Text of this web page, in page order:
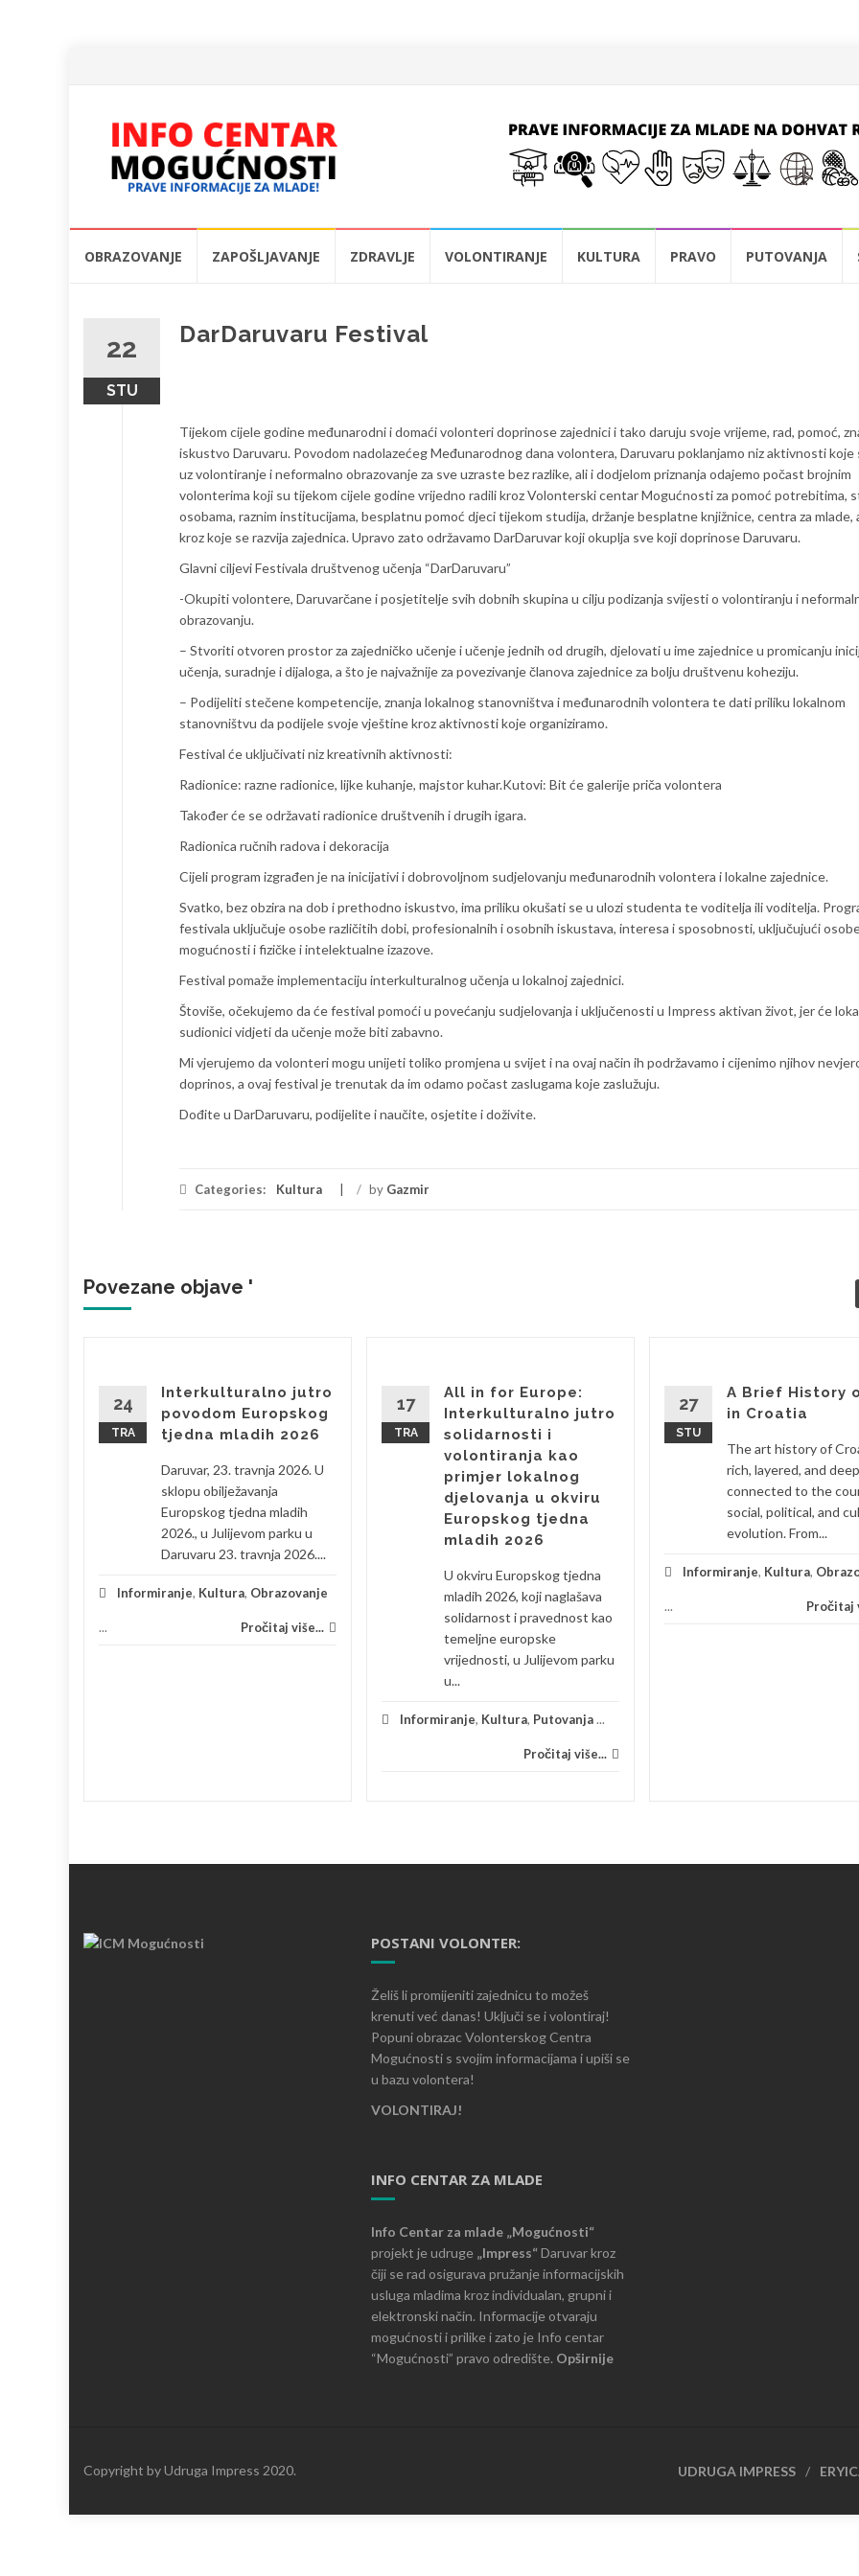
OBRAZOVANJE ZAPOŠLJAVANJE ZDRAVLJE VOLONTIRANJE KULTURA PRAVO PUTOVANJA
22
STU
DarDaruvaru Festival
Tijekom cijele godine međunarodni i domaći volonteri doprinose zajednici i tako daruju svoje vrijeme, rad, pomoć,
iskustvo Daruvaru. Povodom nadolazećeg Međunarodnog dana volontera, Daruvaru poklanjamo niz aktivnosti koje
uz volontiranje i neformalno obrazovanje za sve uzraste bez razlike, ali i dodjelom priznanja odajemo počast brojnim
volonterima koji su tijekom cijele godine vrijedno radili kroz Volonterski centar Mogućnosti za pomoć potrebitima,
osobama, raznim institucijama, besplatnu pomoć djeci tijekom studija, držanje besplatne knjižnice, centra za
kroz koje se razvija zajednica. Upravo zato održavamo DarDaruvar koji okuplja sve koji doprinose Daruvaru.
Glavni ciljevi Festivala društvenog učenja “DarDaruvaru”
-Okupiti volontere, Daruvarčane i posjetitelje svih dobnih skupina u cilju podizanja svijesti o volontiranju i
obrazovanju.
– Stvoriti otvoren prostor za zajedničko učenje i učenje jednih od drugih, djelovati u ime zajednice u promicanju
učenja, suradnje i dijaloga, a što je najvažnije za povezivanje članova zajednice za bolju društvenu koheziju.
– Podijeliti stečene kompetencije, znanja lokalnog stanovništva i međunarodnih volontera te dati priliku lokalnom
stanovništvu da podijele svoje vještine kroz aktivnosti koje organiziramo.
Festival će uključivati ​​niz kreativnih aktivnosti:
Radionice: razne radionice, lijke kuhanje, majstor kuhar.Kutovi: Bit će galerije priča volontera
Također će se održavati radionice društvenih i drugih igara.
Radionica ručnih radova i dekoracija
Cijeli program izgrađen je na inicijativi i dobrovoljnom sudjelovanju međunarodnih volontera i lokalne zajednice.
Svatko, bez obzira na dob i prethodno iskustvo, ima priliku okušati se u ulozi studenta te voditelja ili voditelja.
festivala uključuje osobe različitih dobi, profesionalnih i osobnih iskustava, interesa i sposobnosti, uključujući
mogućnosti i fizičke i intelektualne izazove.
Festival pomaže implementaciju interkulturalnog učenja u lokalnoj zajednici.
Štoviše, očekujemo da će festival pomoći u povećanju sudjelovanja i uključenosti u Impress aktivan život, jer će
sudionici vidjeti da učenje može biti zabavno.
Mi vjerujemo da volonteri mogu unijeti toliko promjena u svijet i na ovaj način ih podržavamo i cijenimo njihov
doprinos, a ovaj festival je trenutak da im odamo počast zaslugama koje zaslužuju.
Dođite u DarDaruvaru, podijelite i naučite, osjetite i doživite.
Categories: Kultura / by Gazmir
Povezane objave '
24
TRA
Interkulturalno jutro
povodom Europskog
tjedna mladih 2026
Daruvar, 23. travnja 2026. U
sklopu obilježavanja
Europskog tjedna mladih
2026., u Julijevom parku u
Daruvaru 23. travnja 2026....
Informiranje, Kultura, Obrazovanje
... Pročitaj više...
17
TRA
All in for Europe:
Interkulturalno jutro
solidarnosti i
volontiranja kao
primjer lokalnog
djelovanja u okviru
Europskog tjedna
mladih 2026
U okviru Europskog tjedna
mladih 2026, koji naglašava
solidarnost i pravednost kao
temeljne europske
vrijednosti, u Julijevom parku
u...
Informiranje, Kultura, Putovanja...
Pročitaj više...
27
STU
A Brief History
in Croatia
The art history of
rich, layered, and
connected to the
social, political, and
evolution. From...
Informiranje, Kultura,
... Pročitaj
POSTANI VOLONTER:
Želiš li promijeniti zajednicu to možeš
krenuti već danas! Uključi se i volontiraj!
Popuni obrazac Volonterskog Centra
Mogućnosti s svojim informacijama i upiši se
u bazu volontera!
VOLONTIRAJ!
INFO CENTAR ZA MLADE
Info Centar za mlade „Mogućnosti“
projekt je udruge „Impress“Daruvar kroz
čiji se rad osigurava pružanje informacijskih
usluga mladima kroz individualan, grupni i
elektronski način. Informacije otvaraju
mogućnosti i prilike i zato je Info centar
“Mogućnosti” pravo odredište. Opširnije
UDRUGA IMPRESS
Copyright by Udruga Impress 2020.